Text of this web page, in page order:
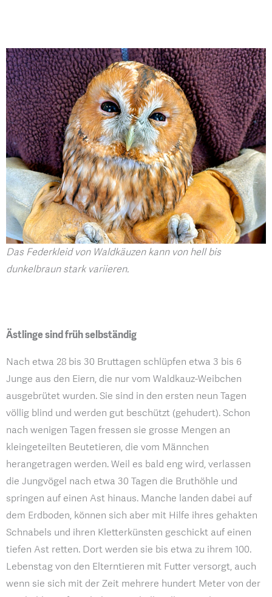
Das Federkleid von Waldkäuzen kann von hell bis
dunkelbraun stark variieren.
Ästlinge sind früh selbständig
Nach etwa 28 bis 30 Bruttagen schlüpfen etwa 3 bis 6
Junge aus den Eiern, die nur vom Waldkauz-Weibchen
ausgebrütet wurden. Sie sind in den ersten neun Tagen
völlig blind und werden gut beschützt (gehudert). Schon
nach wenigen Tagen fressen sie grosse Mengen an
kleingeteilten Beutetieren, die vom Männchen
herangetragen werden. Weil es bald eng wird, verlassen
die Jungvögel nach etwa 30 Tagen die Bruthöhle und
springen auf einen Ast hinaus. Manche landen dabei auf
dem Erdboden, können sich aber mit Hilfe ihres gehakten
Schnabels und ihren Kletterkünsten geschickt auf einen
tiefen Ast retten. Dort werden sie bis etwa zu ihrem 100.
Lebenstag von den Elterntieren mit Futter versorgt, auch
wenn sie sich mit der Zeit mehrere hundert Meter von der